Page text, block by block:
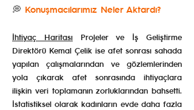
💭 Konuşmacılarımız Neler Aktardı?
İhtiyaç Haritası Projeler ve İş Geliştirme
Direktörü Kemal Çelik ise afet sonrası sahada
yapılan çalışmalarından ve gözlemlerinden
yola çıkarak afet sonrasında ihtiyaçlara
ilişkin veri toplamanın zorluklarından bahsetti.
İstatistiksel olarak kadınların evde daha fazla